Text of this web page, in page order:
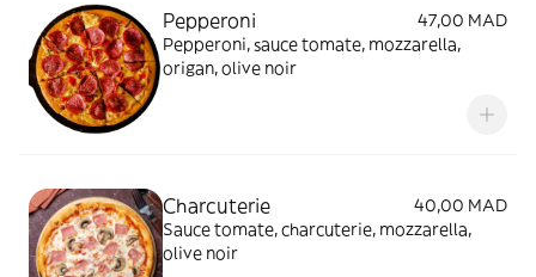
Pepperoni
47,00 MAD
Pepperoni, sauce tomate, mozzarella,
origan, olive noir
Charcuterie
40,00 MAD
Sauce tomate, charcuterie, mozzarella,
olive noir